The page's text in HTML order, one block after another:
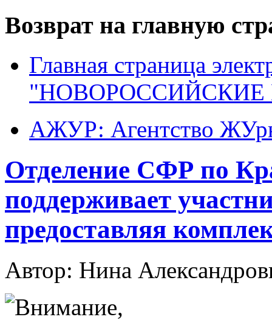
Возврат на главную
Главная страница
"НОВОРОССИЙСКИЕ
АЖУР: Агентство
Отделение СФР по
поддерживает
предоставляя
Автор: Нина